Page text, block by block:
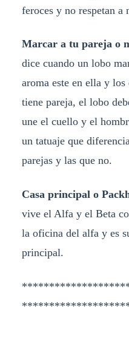
feroces y no respetan a
Marcar a tu pareja o
dice cuando un lobo
aroma este en ella y los
tiene pareja, el lobo
une el cuello y el
un tatuaje que
parejas y las que no.
Casa principal o
vive el Alfa y el Beta
la oficina del alfa y es
principal.